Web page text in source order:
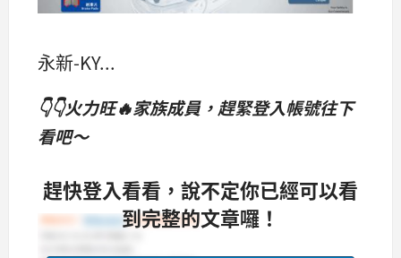
永新-KY...
👇👇火力旺🔥家族成員，趕緊登入帳號往下
看吧～
趕快登入看看，說不定你已經可以看
到完整的文章囉！